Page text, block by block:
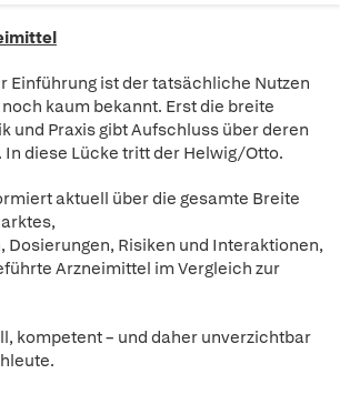
Einführung ist der tatsächliche Nutzen
kaum bekannt. Erst die breite
und Praxis gibt Aufschluss über deren
In diese Lücke tritt der Helwig/Otto.
aktuell über die gesamte Breite
Dosierungen, Risiken und Interaktionen,
Arzneimittel im Vergleich zur
kompetent – und daher unverzichtbar